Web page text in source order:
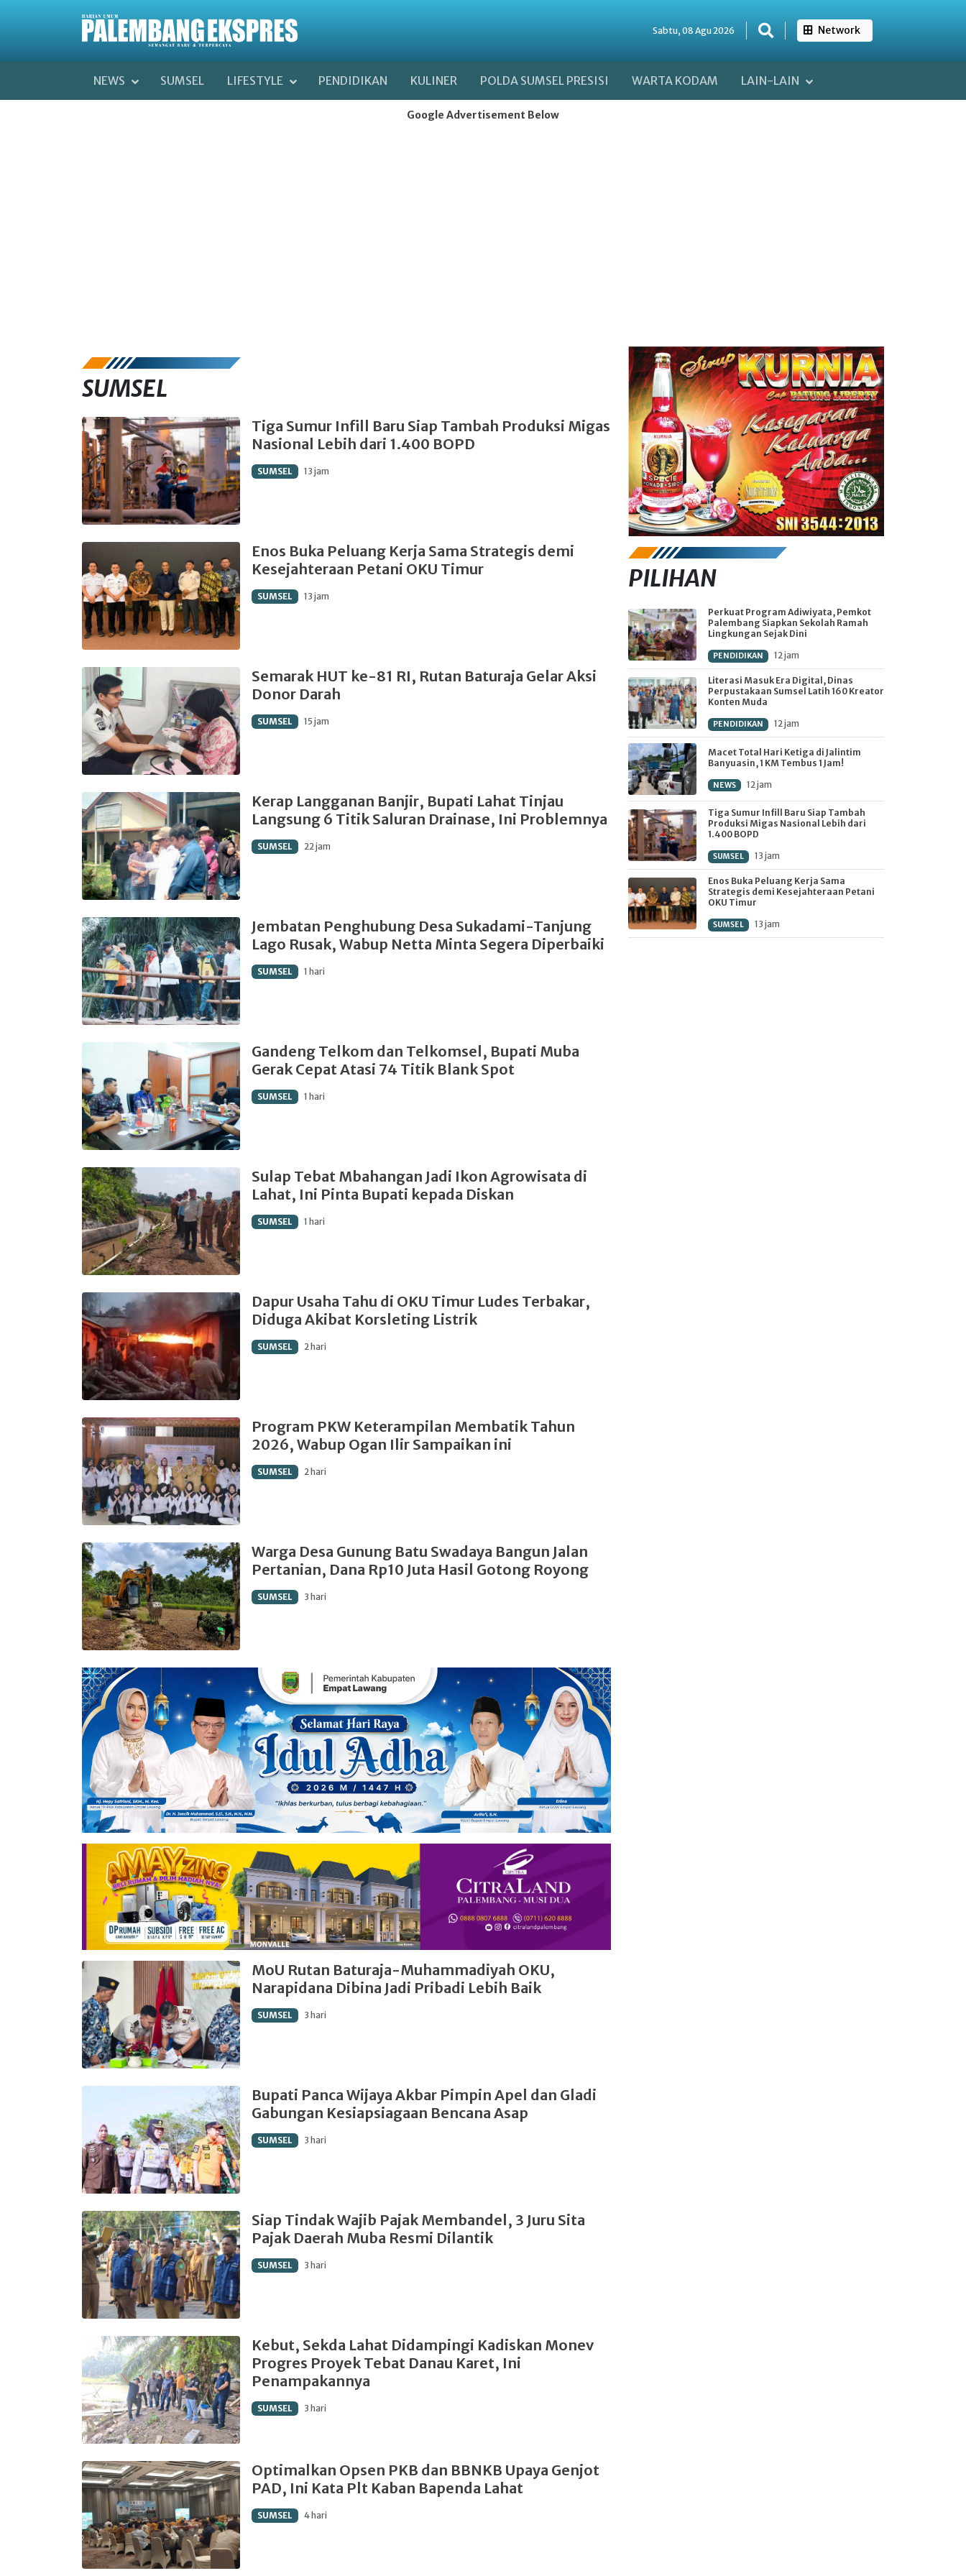
Sabtu, 08 Agu 2026 Network
NEWS SUMSEL LIFESTYLE PENDIDIKAN KULINER POLDA SUMSEL PRESISI WARTA KODAM LAIN-LAIN
Google Advertisement Below
SUMSEL
Tiga Sumur Infill Baru Siap Tambah Produksi Migas
Nasional Lebih dari 1.400 BOPD
SUMSEL 13 jam
Enos Buka Peluang Kerja Sama Strategis demi
Kesejahteraan Petani OKU Timur
SUMSEL 13 jam
Semarak HUT ke-81 RI, Rutan Baturaja Gelar Aksi
Donor Darah
SUMSEL 15 jam
Kerap Langganan Banjir, Bupati Lahat Tinjau
Langsung 6 Titik Saluran Drainase, Ini Problemnya
SUMSEL 22 jam
Jembatan Penghubung Desa Sukadami-Tanjung
Lago Rusak, Wabup Netta Minta Segera Diperbaiki
SUMSEL 1 hari
Gandeng Telkom dan Telkomsel, Bupati Muba
Gerak Cepat Atasi 74 Titik Blank Spot
SUMSEL 1 hari
Sulap Tebat Mbahangan Jadi Ikon Agrowisata di
Lahat, Ini Pinta Bupati kepada Diskan
SUMSEL 1 hari
Dapur Usaha Tahu di OKU Timur Ludes Terbakar,
Diduga Akibat Korsleting Listrik
SUMSEL 2 hari
Program PKW Keterampilan Membatik Tahun
2026, Wabup Ogan Ilir Sampaikan ini
SUMSEL 2 hari
Warga Desa Gunung Batu Swadaya Bangun Jalan
Pertanian, Dana Rp10 Juta Hasil Gotong Royong
SUMSEL 3 hari
MoU Rutan Baturaja-Muhammadiyah OKU,
Narapidana Dibina Jadi Pribadi Lebih Baik
SUMSEL 3 hari
Bupati Panca Wijaya Akbar Pimpin Apel dan Gladi
Gabungan Kesiapsiagaan Bencana Asap
SUMSEL 3 hari
Siap Tindak Wajib Pajak Membandel, 3 Juru Sita
Pajak Daerah Muba Resmi Dilantik
SUMSEL 3 hari
Kebut, Sekda Lahat Didampingi Kadiskan Monev
Progres Proyek Tebat Danau Karet, Ini
Penampakannya
SUMSEL 3 hari
Optimalkan Opsen PKB dan BBNKB Upaya Genjot
PAD, Ini Kata Plt Kaban Bapenda Lahat
SUMSEL 4 hari
PILIHAN
Perkuat Program Adiwiyata, Pemkot
Palembang Siapkan Sekolah Ramah
Lingkungan Sejak Dini
PENDIDIKAN 12 jam
Literasi Masuk Era Digital, Dinas
Perpustakaan Sumsel Latih 160 Kreator
Konten Muda
PENDIDIKAN 12 jam
Macet Total Hari Ketiga di Jalintim
Banyuasin, 1 KM Tembus 1 Jam!
NEWS 12 jam
Tiga Sumur Infill Baru Siap Tambah
Produksi Migas Nasional Lebih dari
1.400 BOPD
SUMSEL 13 jam
Enos Buka Peluang Kerja Sama
Strategis demi Kesejahteraan Petani
OKU Timur
SUMSEL 13 jam